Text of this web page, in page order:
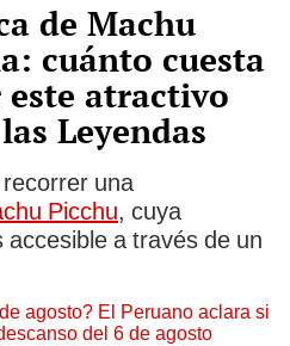
de Machu
cuánto cuesta
atractivo
Leyendas
una
Picchu, cuya
a través de un
agosto? El Peruano aclara si
del 6 de agosto